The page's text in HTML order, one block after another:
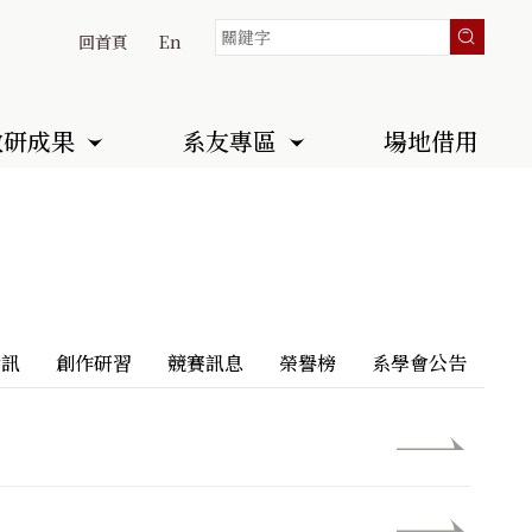
回首頁 En
成果 系友專區 場地借用
創作研習 競賽訊息 榮譽榜 系學會公告